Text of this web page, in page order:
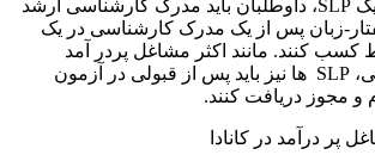
برای تبدیل شدن به یک SLP، داوطلبان باید مدرک کارشناسی ارشد
زبان پس از یک مدرک کارشناسی در یک
کسب کنند. مانند اکثر مشاغل پردر آمد
مراقبت های بهداشتی، SLP ها نیز باید پس از قبولی در آزمون
و مجوز دریافت کنند.